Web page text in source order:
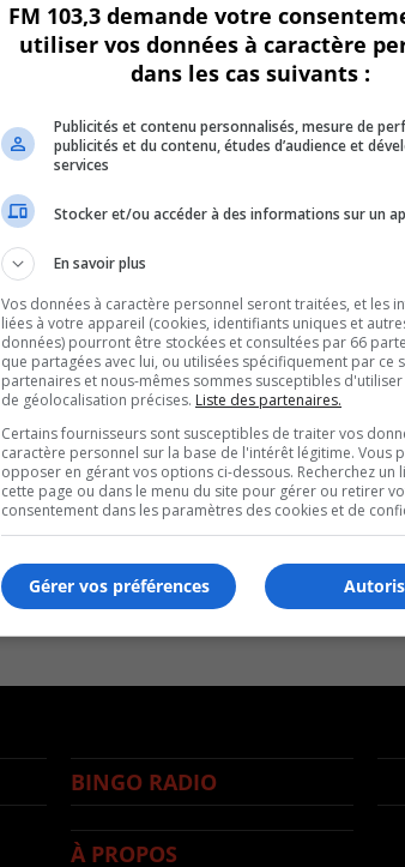
BINGO RADIO
À PROPOS
FM 103,3 demande votre
utiliser vos données à caractère
dans les cas suivants :
Publicités et contenu personnalisés, mesure de
publicités et du contenu, études d’audience et
services
Stocker et/ou accéder à des informations sur un
En savoir plus
Vos données à caractère personnel seront traitées, et les
liées à votre appareil (cookies, identifiants uniques et
données) pourront être stockées et consultées par 66
que partagées avec lui, ou utilisées spécifiquement par ce
partenaires et nous-mêmes sommes susceptibles
de géolocalisation précises. Liste des partenaires.
Certains fournisseurs sont susceptibles de traiter vos
caractère personnel sur la base de l'intérêt légitime. Vous
opposer en gérant vos options ci-dessous. Recherchez un
cette page ou dans le menu du site pour gérer ou retirer
consentement dans les paramètres des cookies et de
Gérer vos préférences